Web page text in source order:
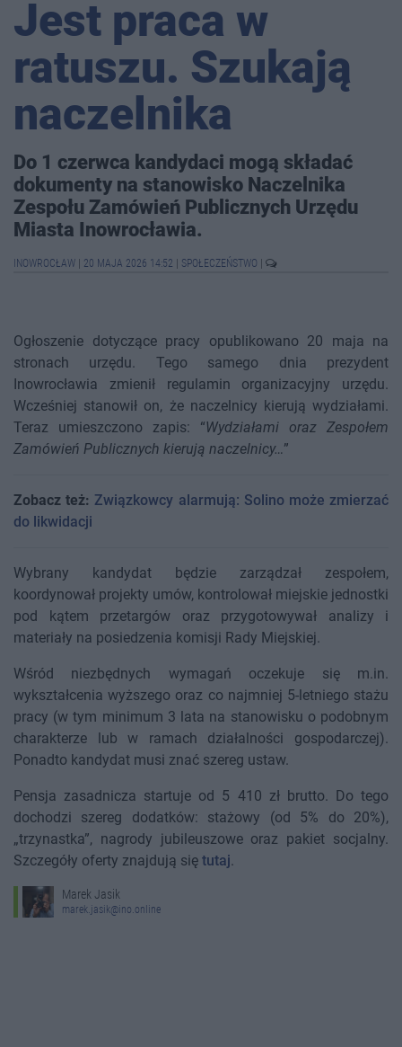
Jest praca w
ratuszu. Szukają
naczelnika
Do 1 czerwca kandydaci mogą składać
dokumenty na stanowisko Naczelnika
Zespołu Zamówień Publicznych Urzędu
Miasta Inowrocławia.
INOWROCŁAW 20 MAJA 2026 14:52 SPOŁECZEŃSTWO
Ogłoszenie dotyczące pracy opublikowano 20 maja na
stronach urzędu. Tego samego dnia prezydent
Inowrocławia zmienił regulamin organizacyjny urzędu.
Wcześniej stanowił on, że naczelnicy kierują wydziałami.
Teraz umieszczono zapis: “Wydziałami oraz Zespołem
Zamówień Publicznych kierują naczelnicy…”
Zobacz też: Związkowcy alarmują: Solino może zmierzać
do likwidacji
Wybrany kandydat będzie zarządzał zespołem,
koordynował projekty umów, kontrolował miejskie jednostki
pod kątem przetargów oraz przygotowywał analizy i
materiały na posiedzenia komisji Rady Miejskiej.
Wśród niezbędnych wymagań oczekuje się m.in.
wykształcenia wyższego oraz co najmniej 5-letniego stażu
pracy (w tym minimum 3 lata na stanowisku o podobnym
charakterze lub w ramach działalności gospodarczej).
Ponadto kandydat musi znać szereg ustaw.
Pensja zasadnicza startuje od 5 410 zł brutto. Do tego
dochodzi szereg dodatków: stażowy (od 5% do 20%),
„trzynastka”, nagrody jubileuszowe oraz pakiet socjalny.
Szczegóły oferty znajdują się tutaj.
Marek Jasik
marek.jasik@ino.online